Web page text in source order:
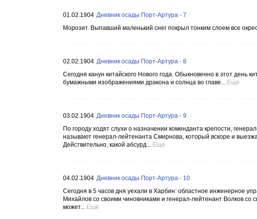
01.02.1904 Дневник осады Порт-Артура - 7
Морозит. Выпавший маленький снег покрыл тонким слоем все
02.02.1904 Дневник осады Порт-Артура - 8
Сегодня канун китайского Нового года. Обыкновенно в этот день
бумажными изображениями дракона и солнца во главе... Ещё
03.02.1904 Дневник осады Порт-Артура - 9
По городу ходят слухи о назначении коменданта крепости,
называют генерал-лейтенанта Смирнова, который вскоре и
Действительно, какой абсурд... Ещё
04.02.1904 Дневник осады Порт-Артура - 10
Сегодня в 5 часов дня уехали в Харбин: областное инженерное
Михайлов со своими чиновниками и генерал-лейтенант Волков
может... Ещё